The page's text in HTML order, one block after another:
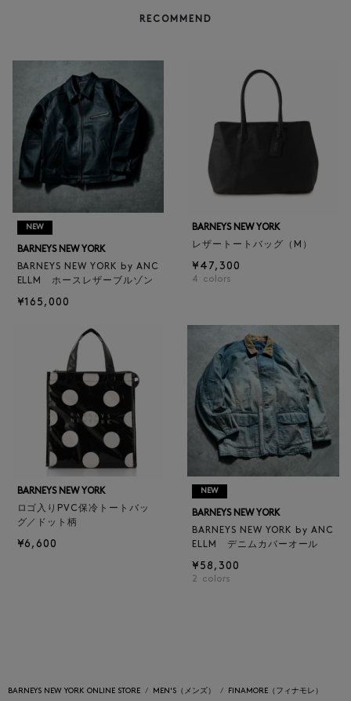
RECOMMEND
NEW
BARNEYS NEW YORK
BARNEYS NEW YORK by ANC
ELLM ホースレザーブルゾン
¥165,000
BARNEYS NEW YORK
レザートートバッグ（M）
¥47,300
4 colors
BARNEYS NEW YORK
ロゴ入りPVC保冷トートバッ
グ／ドット柄
¥6,600
NEW
BARNEYS NEW YORK
BARNEYS NEW YORK by ANC
ELLM デニムカバーオール
¥58,300
2 colors
BARNEYS NEW YORK ONLINE STORE MEN'S（メンズ） FINAMORE（フィナモレ）